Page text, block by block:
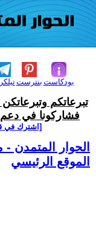
بنترست بودكاست
تبرعاتكم
فشاركونا في دعم
[اشترك في
الحوار المتمدن -
الموقع الرئيسي